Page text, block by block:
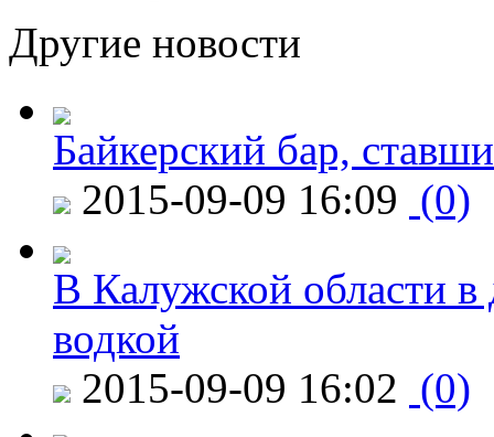
Другие новости
Байкерский бар,
2015-09-09 16:09 (0)
В Калужской области в
водкой
2015-09-09 16:02 (0)